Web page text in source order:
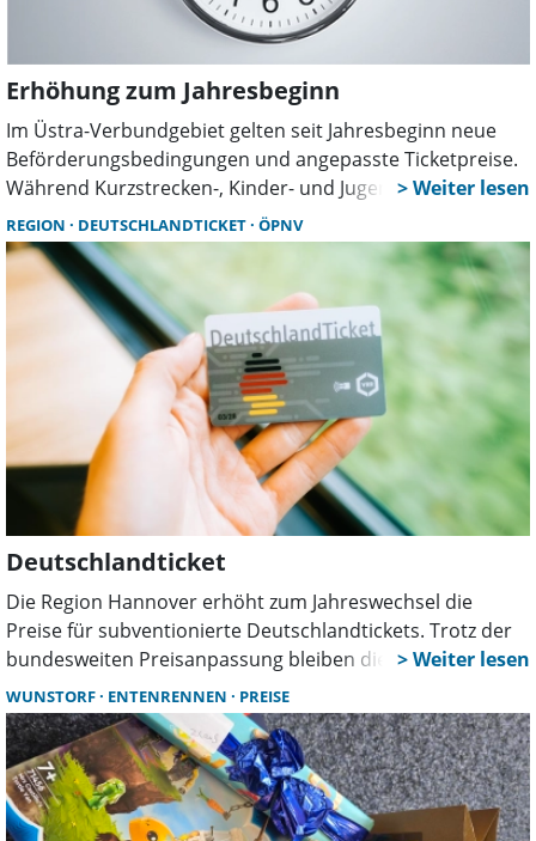
Erhöhung zum Jahresbeginn
Im Üstra-Verbundgebiet gelten seit Jahresbeginn neue
Beförderungsbedingungen und angepasste Ticketpreise.
Während Kurzstrecken-, Kinder- und Jugendkarten stabil
bleiben, steigen die übrigen Fahrkartenpreise moderat
um rund drei Prozent. Alle Details online unter uestra.de.
REGION DEUTSCHLANDTICKET ÖPNV
Deutschlandticket
Die Region Hannover erhöht zum Jahreswechsel die
Preise für subventionierte Deutschlandtickets. Trotz der
bundesweiten Preisanpassung bleiben die ermäßigten
Varianten für Job, Jugend, Sozial und Ehrenamt aber
deutlich günstiger als das reguläre Ticket.
WUNSTORF ENTENRENNEN PREISE